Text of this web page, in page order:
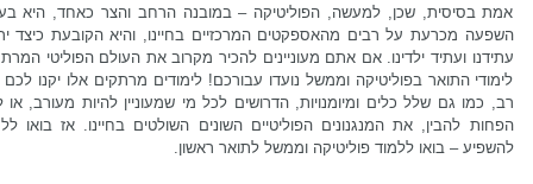
אמת בסיסית, שכן, למעשה, הפוליטיקה – במובנה הרחב והצר כאחד, היא
השפעה מכרעת על רבים מהאספקטים המרכזיים בחיינו, והיא הקובעת כיצד
עתידנו ועתיד ילדינו. אם אתם מעוניינים להכיר מקרוב את העולם הפוליטי
לימודי התואר בפוליטיקה וממשל נועדו עבורכם! לימודים מרתקים אלו יקנו לכם
רב, כמו גם שלל כלים ומיומנויות, הדרושים לכל מי שמעוניין להיות מעורב, או
הפחות להבין, את המנגנונים הפוליטיים השונים השולטים בחיינו. אז בואו
להשפיע – בואו ללמוד פוליטיקה וממשל לתואר ראשון.